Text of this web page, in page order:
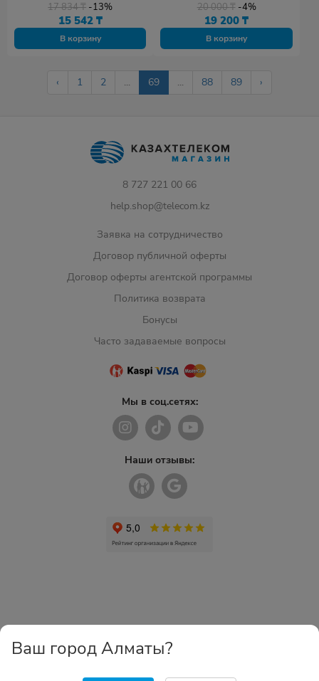
17 834₸ -13%
15 542 ₸
В корзину
20 000₸ -4%
19 200₸
В корзину
‹ 1 2 ... 69 ... 88 89 ›
8 727 221 00 66
help.shop@telecom.kz
Заявка на сотрудничество
Договор публичной оферты
Договор оферты агентской программы
Политика возврата
Бонусы
Часто задаваемые вопросы
Мы в соц.сетях:
Наши отзывы:
Ваш город Алматы?